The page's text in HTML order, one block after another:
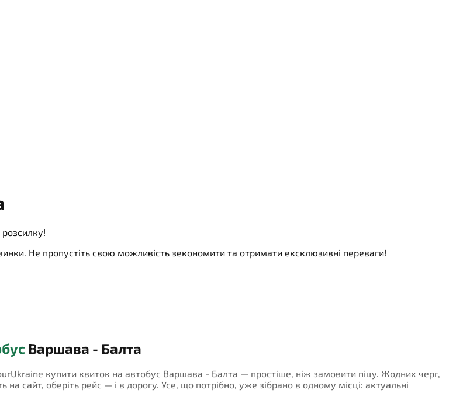
Не пропустіть свою можливість зекономити та отримати ексклюзивні переваги!
Варшава - Балта
купити квиток на автобус Варшава - Балта — простіше, ніж замовити піцу. Жодних черг,
сайт, оберіть рейс — і в дорогу. Усе, що потрібно, уже зібрано в одному місці: актуальні